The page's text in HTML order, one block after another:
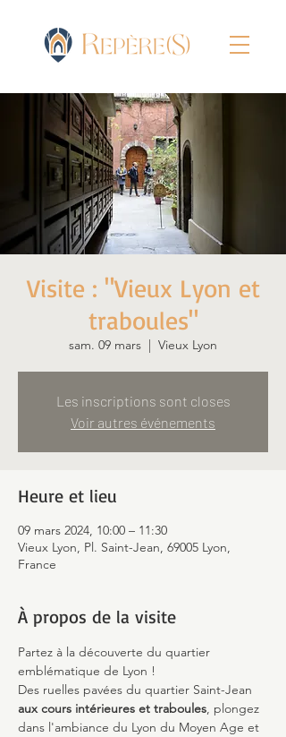
Visite : "Vieux Lyon et
traboules"
sam. 09 mars
  |
Vieux Lyon
Les inscriptions sont closes
Voir autres événements
Heure et lieu
09 mars 2024, 10:00 – 11:30
Vieux Lyon, Pl. Saint-Jean, 69005 Lyon,
France
À propos de la visite
Partez à la découverte du quartier
emblématique de Lyon !
Des ruelles pavées du quartier Saint-Jean
aux cours intérieures et traboules, plongez
dans l'ambiance du Lyon du Moyen Age et